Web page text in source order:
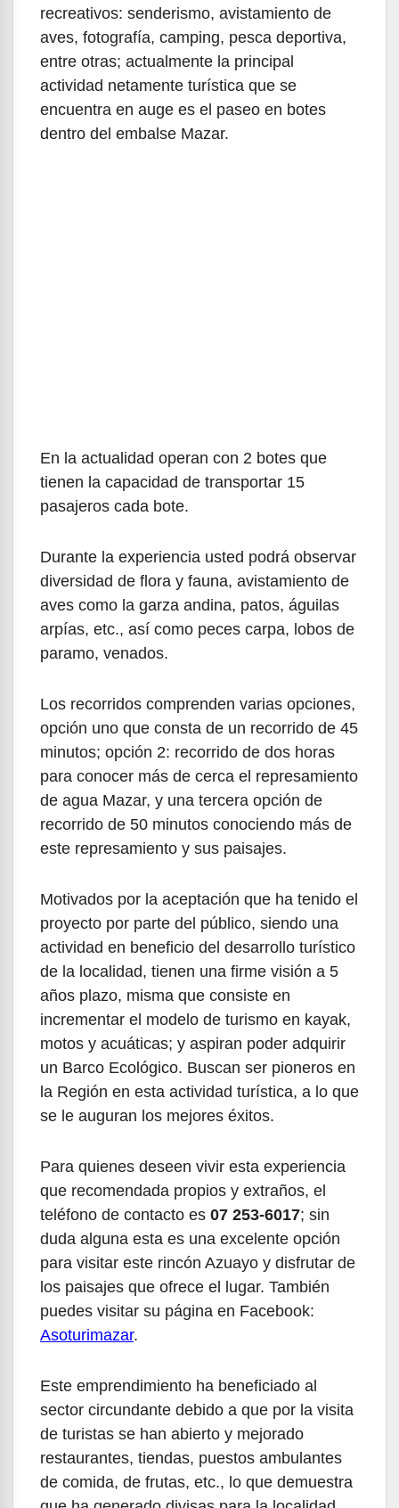
recreativos: senderismo, avistamiento de
aves, fotografía, camping, pesca deportiva,
entre otras; actualmente la principal
actividad netamente turística que se
encuentra en auge es el paseo en botes
dentro del embalse Mazar.
En la actualidad operan con 2 botes que
tienen la capacidad de transportar 15
pasajeros cada bote.
Durante la experiencia usted podrá observar
diversidad de flora y fauna, avistamiento de
aves como la garza andina, patos, águilas
arpías, etc., así como peces carpa, lobos de
paramo, venados.
Los recorridos comprenden varias opciones,
opción uno que consta de un recorrido de 45
minutos; opción 2: recorrido de dos horas
para conocer más de cerca el represamiento
de agua Mazar, y una tercera opción de
recorrido de 50 minutos conociendo más de
este represamiento y sus paisajes.
Motivados por la aceptación que ha tenido el
proyecto por parte del público, siendo una
actividad en beneficio del desarrollo turístico
de la localidad, tienen una firme visión a 5
años plazo, misma que consiste en
incrementar el modelo de turismo en kayak,
motos y acuáticas; y aspiran poder adquirir
un Barco Ecológico. Buscan ser pioneros en
la Región en esta actividad turística, a lo que
se le auguran los mejores éxitos.
Para quienes deseen vivir esta experiencia
que recomendada propios y extraños, el
teléfono de contacto es 07 253-6017; sin
duda alguna esta es una excelente opción
para visitar este rincón Azuayo y disfrutar de
los paisajes que ofrece el lugar. También
puedes visitar su página en Facebook:
Asoturimazar.
Este emprendimiento ha beneficiado al
sector circundante debido a que por la visita
de turistas se han abierto y mejorado
restaurantes, tiendas, puestos ambulantes
de comida, de frutas, etc., lo que demuestra